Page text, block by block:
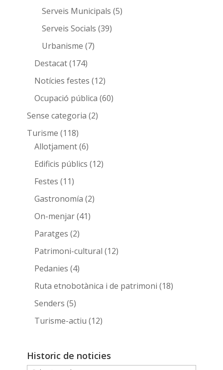
Serveis Municipals (5)
Serveis Socials (39)
Urbanisme (7)
Destacat(174)
Notícies festes (12)
Ocupació pública (60)
Sense categoria (2)
Turisme (118)
Allotjament(6)
Edificis públics (12)
Festes (11)
Gastronomía (2)
On-menjar(41)
Paratges (2)
Patrimoni-cultural (12)
Pedanies (4)
Ruta etnobotànica i de patrimoni (18)
Senders (5)
Turisme-actiu (12)
Historic de noticies